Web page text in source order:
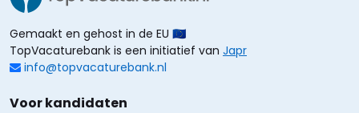
Gemaakt en gehost in de EU 🇪🇺
TopVacaturebank is een initiatief van Japr
info@topvacaturebank.nl
Voor kandidaten